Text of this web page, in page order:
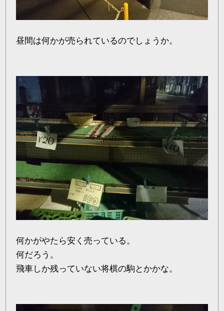
昼間は何かが売られているのでしょうか。
何かがやたら安く売っている。
何だろう。
飛車しか残っていない将棋の駒とかかな。